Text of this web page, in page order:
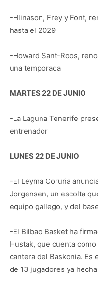
-Hlinason, Frey y Font,
hasta el 2029
-Howard Sant-Roos,
una temporada
MARTES 22 DE JUNIO
-La Laguna Tenerife
entrenador
LUNES 22 DE JUNIO
-El Leyma Coruña
Jorgensen, un escolta
equipo gallego, y del
-El Bilbao Basket ha
Hustak, que cuenta
cantera del Baskonia. Es
de 13 jugadores ya hecha.